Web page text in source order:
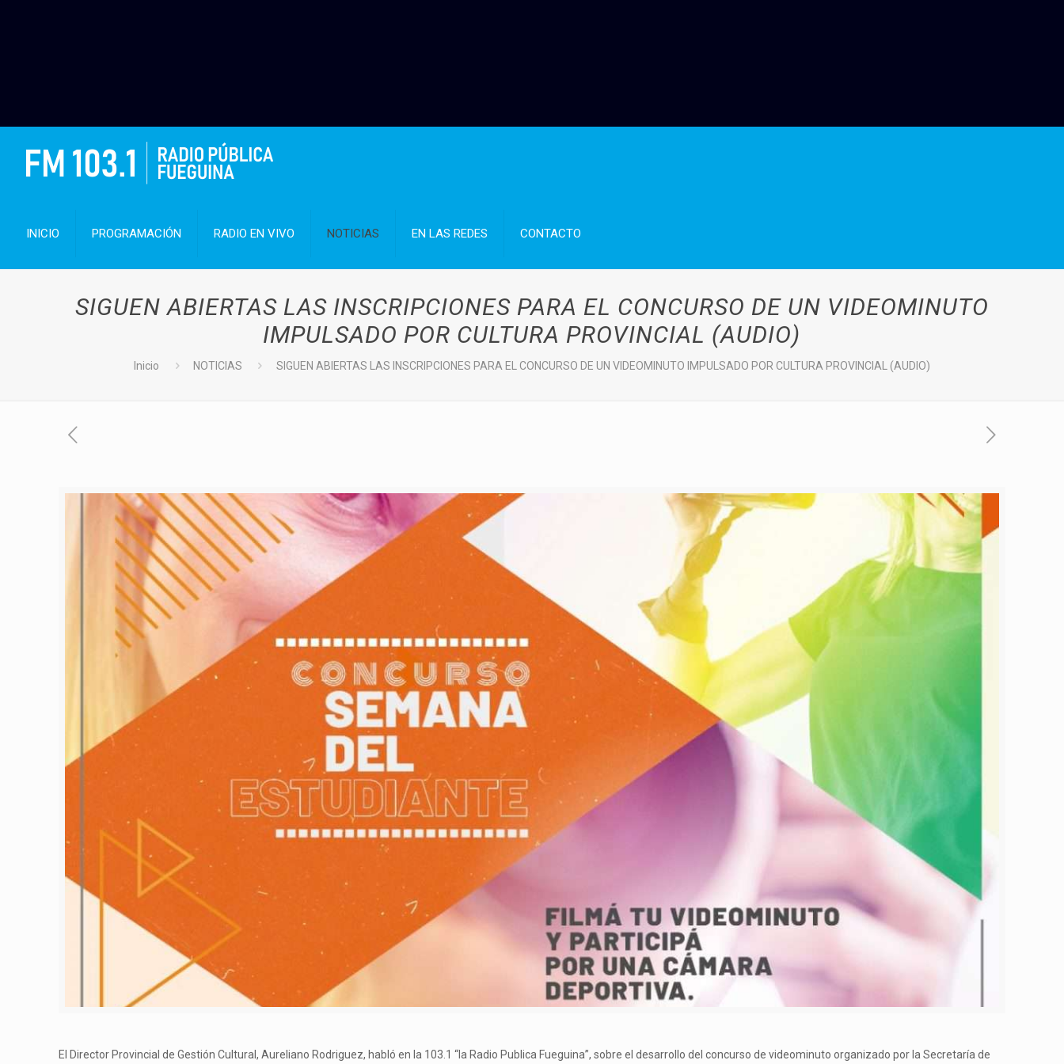
INICIO PROGRAMACIÓN RADIO EN VIVO NOTICIAS EN LAS REDES CONTACTO
SIGUEN ABIERTAS LAS INSCRIPCIONES PARA EL CONCURSO DE UN VIDEOMINUTO
IMPULSADO POR CULTURA PROVINCIAL (AUDIO)
Inicio NOTICIAS SIGUEN ABIERTAS LAS INSCRIPCIONES PARA EL CONCURSO DE UN VIDEOMINUTO IMPULSADO POR CULTURA PROVINCIAL (AUDIO)
El Director Provincial de Gestión Cultural, Aureliano Rodriguez, habló en la 103.1 “la Radio Publica Fueguina”, sobre el desarrollo del concurso de videominuto organizado por la Secretaría de